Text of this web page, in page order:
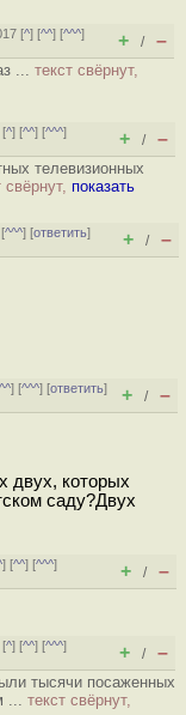
[^] [^^] [^^^]
+ / –
... текст свёрнут,
[^] [^^] [^^^]
+ / –
телевизионных
свёрнут, показать
^^^] [ответить]
+ / –
^^] [^^^] [ответить]
+ / –
двух, которых
саду?Двух
] [^^] [^^^]
+ / –
[^] [^^] [^^^]
+ / –
тысячи посаженных
... текст свёрнут,